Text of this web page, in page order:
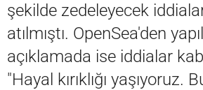
şekilde zedeleyecek
atılmıştı. OpenSea'den
açıklamada ise iddialar
"Hayal kırıklığı yaşıyoruz.